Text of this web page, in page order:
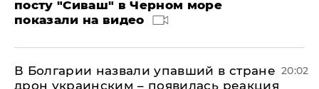
посту "Сиваш" в Черном море
показали на видео
В Болгарии назвали упавший в стране
дрон украинским – появилась реакция
20:02